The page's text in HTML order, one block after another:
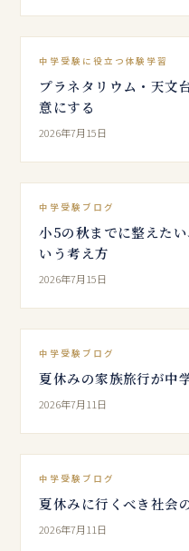
中学受験に役立つ体験学習
プラネタリウム・天文
意にする
2026年7月15日
中学受験ブログ
小5の秋までに整えた
いう考え方
2026年7月15日
中学受験ブログ
夏休みの家族旅行が中
2026年7月11日
中学受験ブログ
夏休みに行くべき社会
2026年7月11日